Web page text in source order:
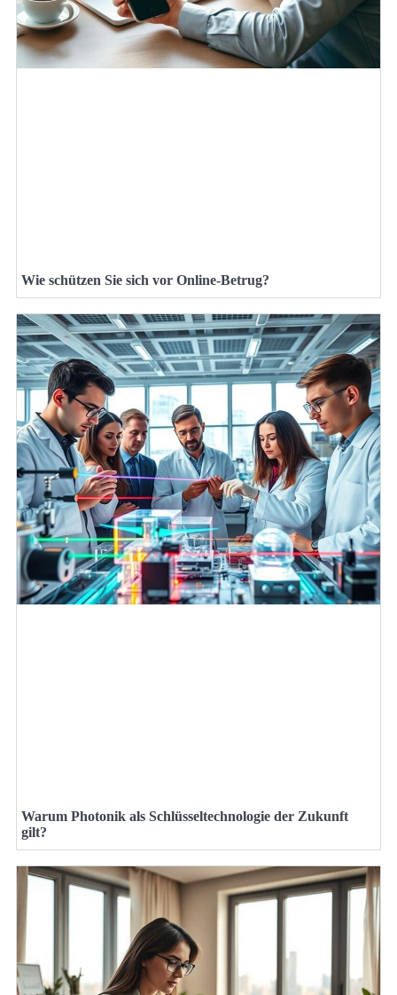
Wie schützen Sie sich vor Online-Betrug?
Warum Photonik als Schlüsseltechnologie der Zukunft
gilt?